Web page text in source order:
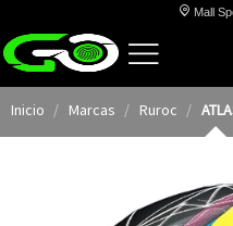
Mall
Inicio Marcas Ruroc